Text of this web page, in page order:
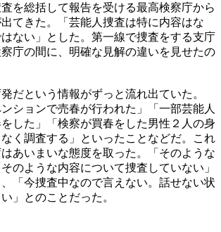
を総括して報告を受ける最高検察庁から
てきた。「芸能人捜査は特に内容はな
ない」とした。第一線で捜査をする支庁
庁の間に、明確な見解の違いを見せたの
だという情報がずっと流れ出ていた。
ンションで売春が行われた」「一部芸能人
した」「検察が買春をした男性２人の身
く調査する」といったことなどだ。これ
あいまいな態度を取った。「そのような
のような内容について捜査していない」
「今捜査中なので言えない。話せない状
」とのことだった。